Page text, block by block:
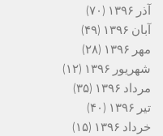
آذر ۱۳۹۶
(۷۰)
آبان ۱۳۹۶
(۴۹)
مهر ۱۳۹۶
(۲۸)
شهریور ۱۳۹۶
(۱۲)
مرداد ۱۳۹۶
(۳۵)
تیر ۱۳۹۶
(۴۰)
خرداد ۱۳۹۶
(۱۵)